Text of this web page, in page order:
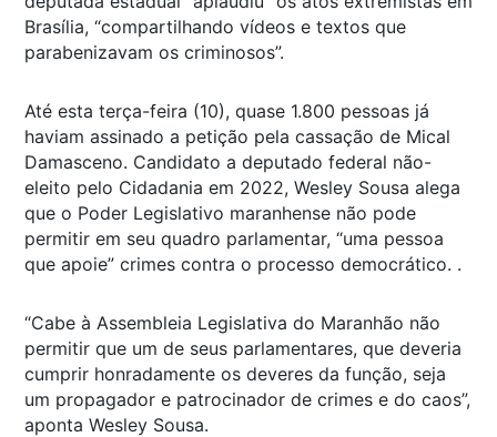
Brasília, “compartilhando vídeos e textos que
parabenizavam os criminosos”.
Até esta terça-feira (10), quase 1.800 pessoas já
haviam assinado a petição pela cassação de Mical
Damasceno. Candidato a deputado federal não-
eleito pelo Cidadania em 2022, Wesley Sousa alega
que o Poder Legislativo maranhense não pode
permitir em seu quadro parlamentar, “uma pessoa
que apoie” crimes contra o processo democrático. .
“Cabe à Assembleia Legislativa do Maranhão não
permitir que um de seus parlamentares, que deveria
cumprir honradamente os deveres da função, seja
um propagador e patrocinador de crimes e do caos”,
aponta Wesley Sousa.